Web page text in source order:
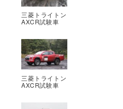
三菱トライトン
AXCR試験車
三菱トライトン
AXCR試験車